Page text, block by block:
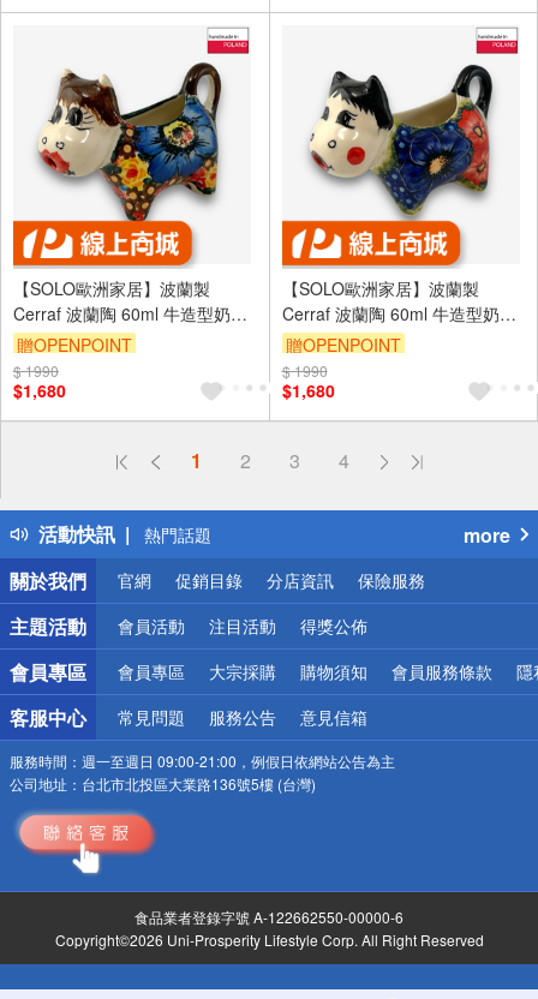
【SOLO歐洲家居】波蘭製
Cerraf 波蘭陶 60ml 牛造型奶盅
繁花深處系列
贈OPENPOINT
$ 1990
$1,680
【SOLO歐洲家居】波蘭製
Cerraf 波蘭陶 60ml 牛造型奶盅
赤藍芳華系列
贈OPENPOINT
$ 1990
$1,680
1 2 3 4
活動快訊
偏遠地區配送
得獎公告
熱門話題
銀行優惠
偏遠地區配送
詐騙網頁！請小心！
more
關於我們
官網 促銷目錄 分店資訊 保險服務
主題活動 會員活動 注目活動 得獎公佈
會員專區 會員專區 大宗採購 購物須知 會員服務條款 隱
客服中心 常見問題 服務公告 意見信箱
服務時間： 週一至週日 09:00-21:00，例假日依網站公告為主
公司地址： 台北市北投區大業路136號5樓 (台灣)
食品業者登錄字號 A-122662550-00000-6
Copyright©2026 Uni-Prosperity Lifestyle Corp. All Right Reserved